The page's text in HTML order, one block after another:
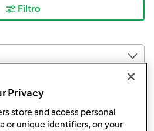
Filtro
Privacy
store and access personal
or unique identifiers, on your